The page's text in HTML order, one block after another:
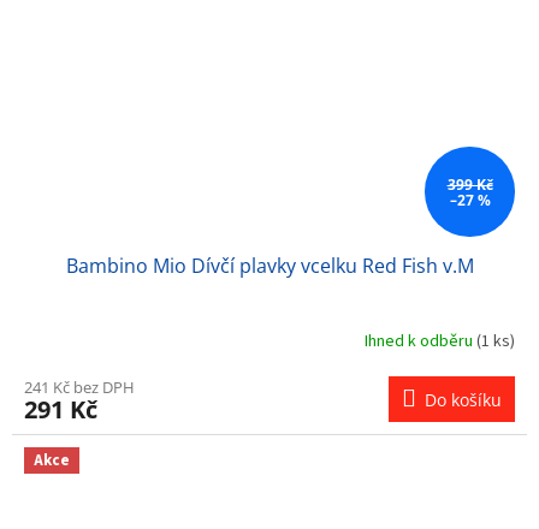
399 Kč
–27 %
Bambino Mio Dívčí plavky vcelku Red Fish v.M
Ihned k odběru (1 ks)
241 Kč bez DPH
291 Kč Do košíku
Akce